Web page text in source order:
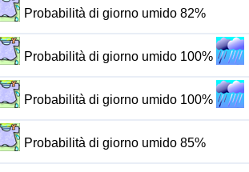
Probabilità di giorno umido 82%
Probabilità di giorno umido 100%
Probabilità di giorno umido 100%
Probabilità di giorno umido 85%